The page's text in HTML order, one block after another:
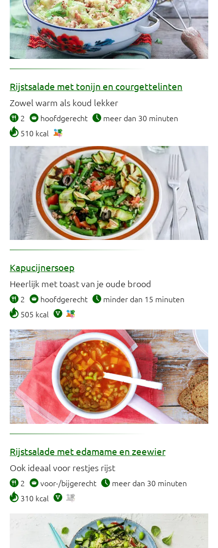
Rijstsalade met tonijn en courgettelinten
Zowel warm als koud lekker
2 hoofdgerecht
meer dan 30 minuten
510 kcal
Kapucijnersoep
Heerlijk met toast van je oude brood
2 hoofdgerecht
minder dan 15 minuten
505 kcal
Rijstsalade met edamame en zeewier
Ook ideaal voor restjes rijst
2 voor-/bijgerecht
meer dan 30 minuten
310 kcal